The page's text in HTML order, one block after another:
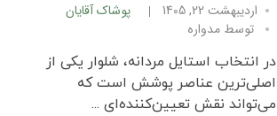
اردیبهشت 22, 1405
پوشاک آقایان
توسط مدواره
در انتخاب استایل مردانه، شلوار یکی از
اصلی‌ترین عناصر پوشش است که
می‌تواند نقش تعیین‌کننده‌ای ...